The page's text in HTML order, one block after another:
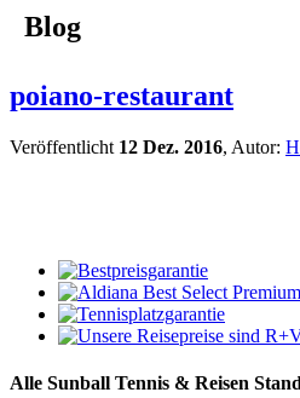
Blog
poiano-restaurant
Veröffentlicht 12 Dez. 2016, Autor:
Alle Sunball Tennis & Reisen